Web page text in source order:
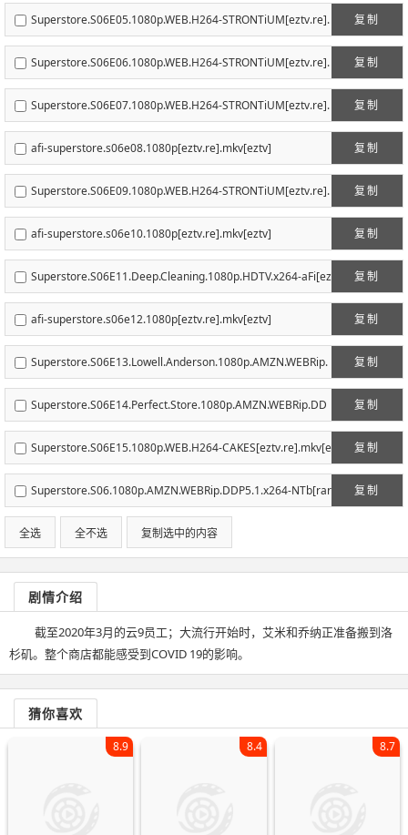
v]
复制
Superstore.S06E05.1080p.WEB.H264-STRONTiUM[eztv.re].
mkv[eztv]
复制
Superstore.S06E06.1080p.WEB.H264-STRONTiUM[eztv.re].
mkv[eztv]
复制
Superstore.S06E07.1080p.WEB.H264-STRONTiUM[eztv.re].
mkv[eztv]
复制
afi-superstore.s06e08.1080p[eztv.re].mkv[eztv]
复制
Superstore.S06E09.1080p.WEB.H264-STRONTiUM[eztv.re].
mkv[eztv]
复制
afi-superstore.s06e10.1080p[eztv.re].mkv[eztv]
复制
Superstore.S06E11.Deep.Cleaning.1080p.HDTV.x264-aFi[ez
tv.re].mkv[eztv]
复制
afi-superstore.s06e12.1080p[eztv.re].mkv[eztv]
复制
Superstore.S06E13.Lowell.Anderson.1080p.AMZN.WEBRip.
DDP5.1.x264-NTb[eztv.re].mkv[eztv]
复制
Superstore.S06E14.Perfect.Store.1080p.AMZN.WEBRip.DD
P5.1.x264-NTb[eztv.re].mkv[eztv]
复制
Superstore.S06E15.1080p.WEB.H264-CAKES[eztv.re].mkv[e
ztv]
复制
Superstore.S06.1080p.AMZN.WEBRip.DDP5.1.x264-NTb[rar
tv]
全选 全不选 复制选中的内容
剧情介绍
截至2020年3月的云9员工；大流行开始时，艾米和乔纳正准备搬到洛
杉矶。整个商店都能感受到COVID 19的影响。
猜你喜欢
8.9 8.4 8.7